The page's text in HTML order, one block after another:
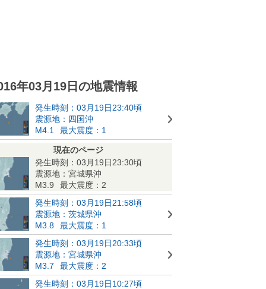
年03月19日の地震情報
発生時刻：03月19日23:40頃
震源地：四国沖
M4.1
最大震度：1
現在のページ
発生時刻：03月19日23:30頃
震源地：宮城県沖
M3.9
最大震度：2
発生時刻：03月19日21:58頃
震源地：茨城県沖
M3.8
最大震度：1
発生時刻：03月19日20:33頃
震源地：宮城県沖
M3.7
最大震度：2
発生時刻：03月19日10:27頃